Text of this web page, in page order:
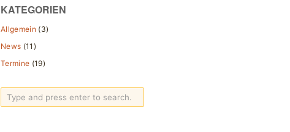
KATEGORIEN
Allgemein (3)
News (11)
Termine (19)